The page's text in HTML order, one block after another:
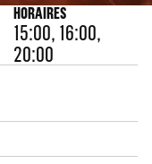
HORAIRES
15:00, 16:00,
20:00